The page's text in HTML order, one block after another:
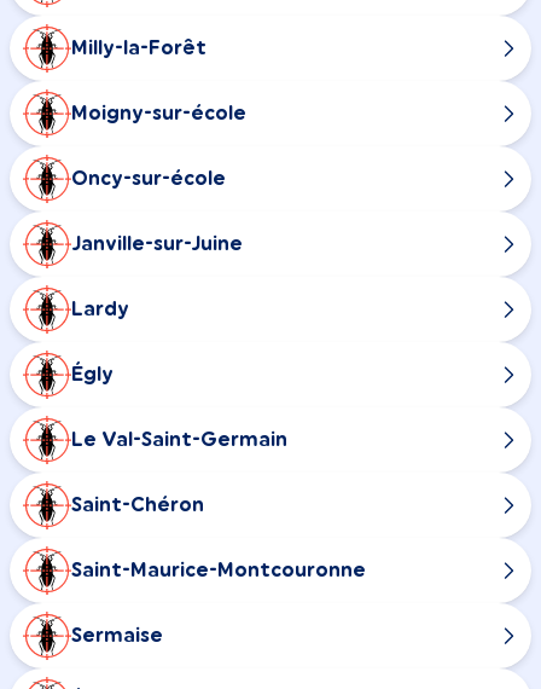
Milly-la-Forêt
Moigny-sur-école
Oncy-sur-école
Janville-sur-Juine
Lardy
Égly
Le Val-Saint-Germain
Saint-Chéron
Saint-Maurice-Montcouronne
Sermaise